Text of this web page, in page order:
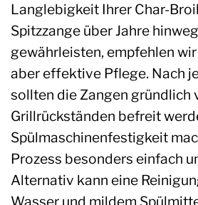
Langlebigkeit Ihrer Char-
Spitzzange über Jahre
gewährleisten, empfehlen
aber effektive Pflege. Nach
sollten die Zangen gründlich
Grillrückständen befreit
Spülmaschinenfestigkeit
Prozess besonders einfach
Alternativ kann eine
Wasser und mildem